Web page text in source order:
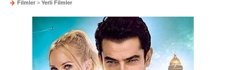
Filmler > Yerli Filmler